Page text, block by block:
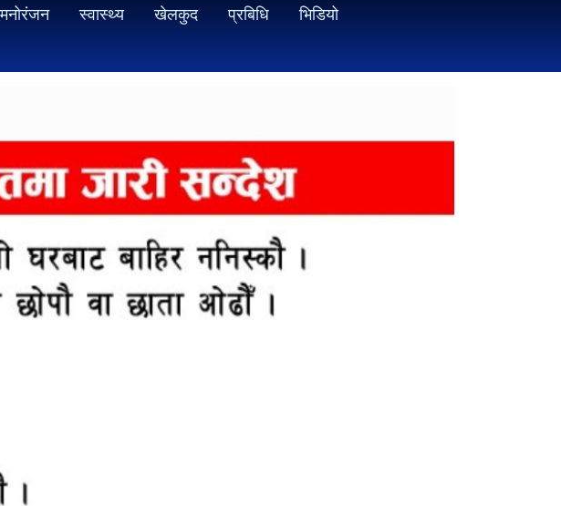
मनोरंजन स्वास्थ्य खेलकुद प्रबिधि भिडियो